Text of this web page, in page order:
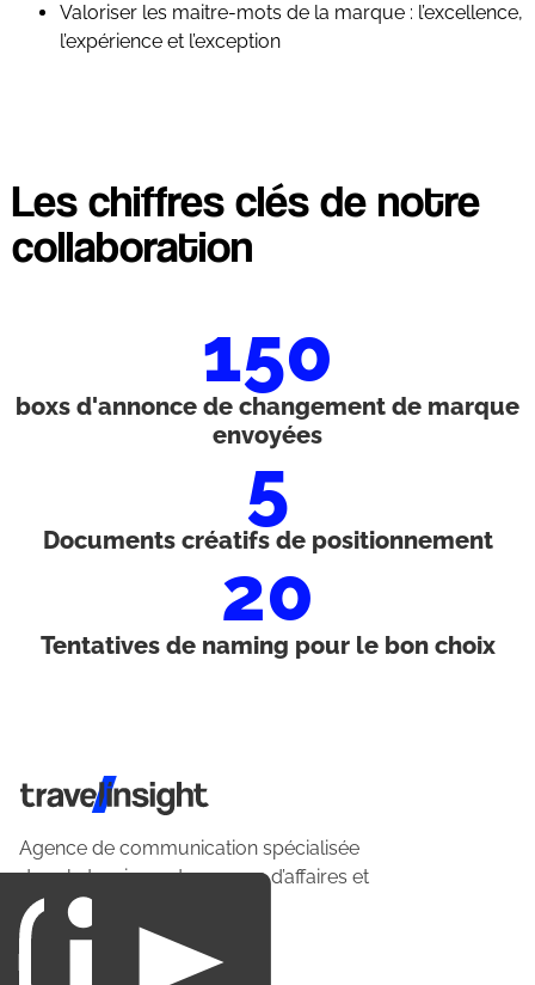
Valoriser les maitre-mots de la marque : l’excellence,
l’expérience et l’exception
Les chiffres clés de notre
collaboration
150
boxs d'annonce de changement de marque
envoyées
5
Documents créatifs de positionnement
20
Tentatives de naming pour le bon choix
Travel Insight
Agence de communication spécialisée
dans le tourisme du voyage d’affaires et
du loisirs.